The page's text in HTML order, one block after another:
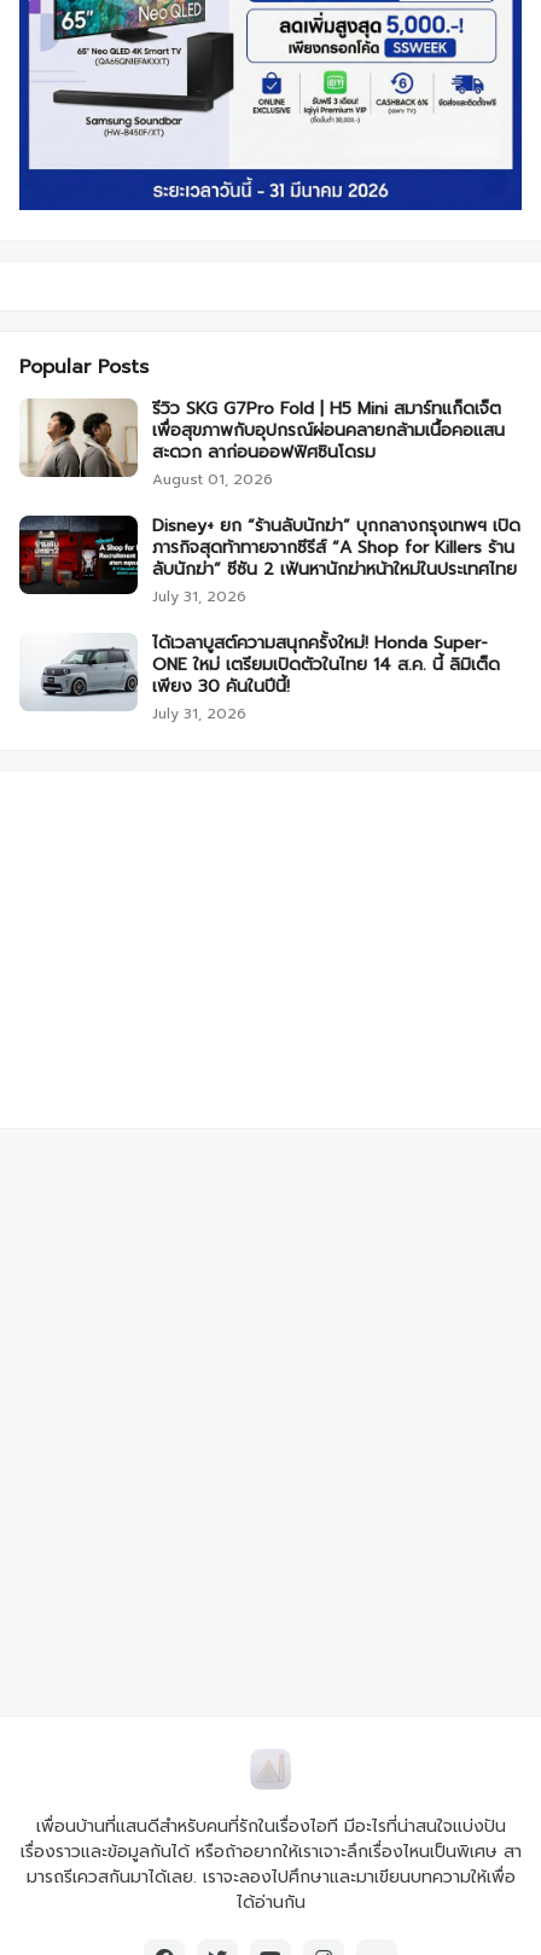
Popular Posts
รีวิว SKG G7Pro Fold | H5 Mini สมาร์ทแก็ดเจ็ต
เพื่อสุขภาพกับอุปกรณ์ผ่อนคลายกล้ามเนื้อคอแสน
สะดวก ลาก่อนออฟฟิศซินโดรม
August 01, 2026
Disney+ ยก “ร้านลับนักฆ่า” บุกกลางกรุงเทพฯ เปิด
ภารกิจสุดท้าทายจากซีรีส์ “A Shop for Killers ร้าน
ลับนักฆ่า” ซีซัน 2 เฟ้นหานักฆ่าหน้าใหม่ในประเทศไทย
July 31, 2026
ได้เวลาบูสต์ความสนุกครั้งใหม่! Honda Super-
ONE ใหม่ เตรียมเปิดตัวในไทย 14 ส.ค. นี้ ลิมิเต็ด
เพียง 30 คันในปีนี้!
July 31, 2026
เพื่อนบ้านที่แสนดีสำหรับคนที่รักในเรื่องไอที มีอะไรที่น่าสนใจแบ่งปัน
เรื่องราวและข้อมูลกันได้ หรือถ้าอยากให้เราเจาะลึกเรื่องไหนเป็นพิเศษ สา
มารถรีเควสกันมาได้เลย. เราจะลองไปศึกษาและมาเขียนบทความให้เพื่อ
ได้อ่านกัน